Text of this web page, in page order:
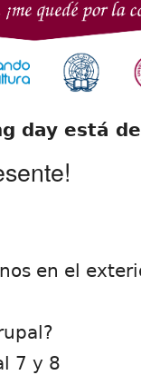
day está
en el
7 y 8